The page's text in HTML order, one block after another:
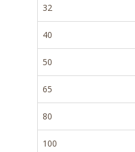
32
40
50
65
80
100